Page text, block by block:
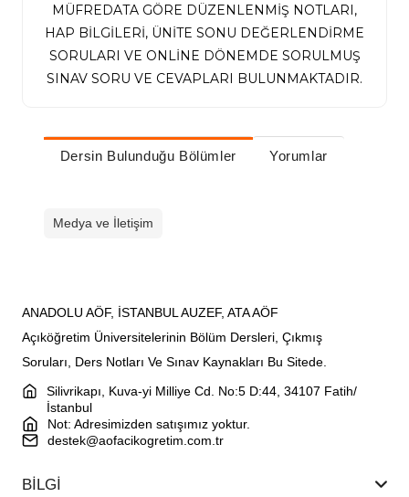
MÜFREDATA GÖRE DÜZENLENMİŞ NOTLARI,
HAP BİLGİLERİ, ÜNİTE SONU DEĞERLENDİRME
SORULARI VE ONLİNE DÖNEMDE SORULMUŞ
SINAV SORU VE CEVAPLARI BULUNMAKTADIR.
Dersin Bulunduğu Bölümler Yorumlar
Medya ve İletişim
ANADOLU AÖF, İSTANBUL AUZEF, ATA AÖF
Açıköğretim Üniversitelerinin Bölüm Dersleri, Çıkmış
Soruları, Ders Notları Ve Sınav Kaynakları Bu Sitede.
Silivrikapı, Kuva-yi Milliye Cd. No:5 D:44, 34107 Fatih/
İstanbul
Not: Adresimizden satışımız yoktur.
destek@aofacikogretim.com.tr
BİLGİ